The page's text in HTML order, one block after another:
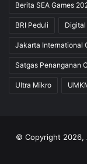
Berita SEA Games
BRI Peduli
Jakarta International
Satgas Penanganan
Ultra Mikro
© Copyright 2026,